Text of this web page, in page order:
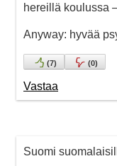
hereillä koulussa
Anyway: hyvää
(7) (0)
Vastaa
Suomi